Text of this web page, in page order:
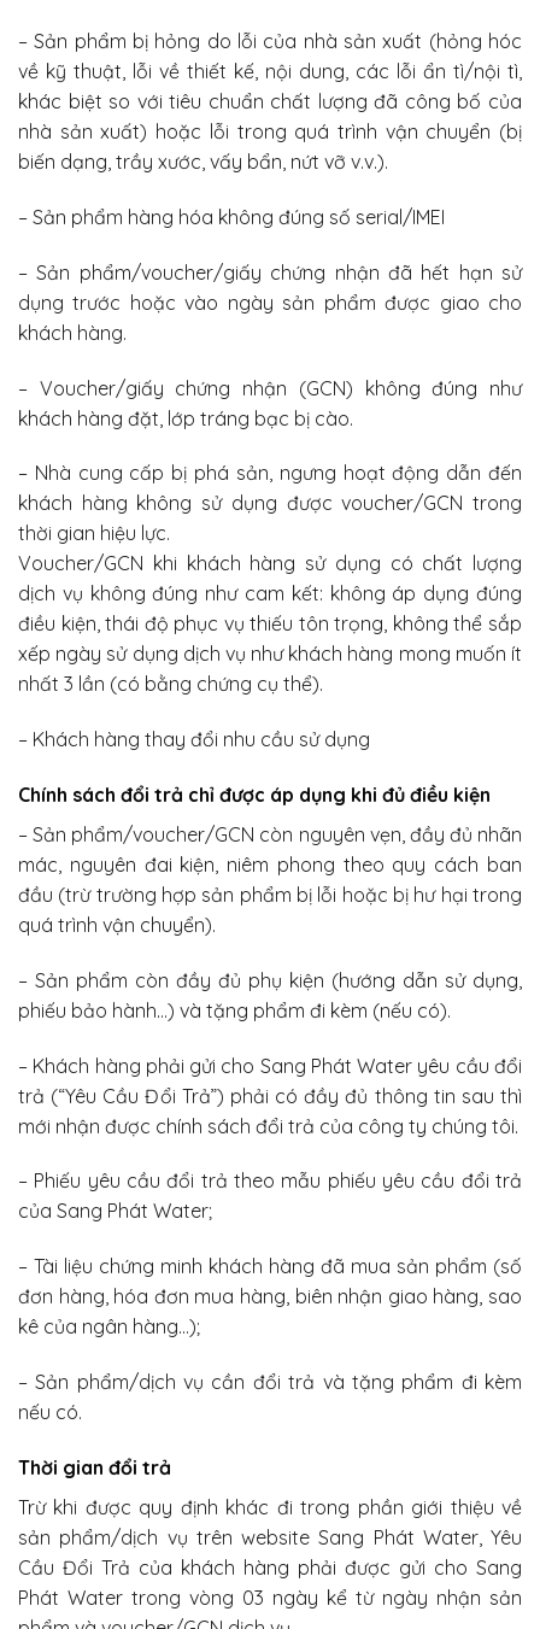
– Sản phẩm bị hỏng do lỗi của nhà sản xuất (hỏng hóc
về kỹ thuật, lỗi về thiết kế, nội dung, các lỗi ẩn tì/nội tì,
khác biệt so với tiêu chuẩn chất lượng đã công bố của
nhà sản xuất) hoặc lỗi trong quá trình vận chuyển (bị
biến dạng, trầy xước, vấy bẩn, nứt vỡ v.v.).
– Sản phẩm hàng hóa không đúng số serial/IMEI
– Sản phẩm/voucher/giấy chứng nhận đã hết hạn sử
dụng trước hoặc vào ngày sản phẩm được giao cho
khách hàng.
– Voucher/giấy chứng nhận (GCN) không đúng như
khách hàng đặt, lớp tráng bạc bị cào.
– Nhà cung cấp bị phá sản, ngưng hoạt động dẫn đến
khách hàng không sử dụng được voucher/GCN trong
thời gian hiệu lực.
Voucher/GCN khi khách hàng sử dụng có chất lượng
dịch vụ không đúng như cam kết: không áp dụng đúng
điều kiện, thái độ phục vụ thiếu tôn trọng, không thể sắp
xếp ngày sử dụng dịch vụ như khách hàng mong muốn ít
nhất 3 lần (có bằng chứng cụ thể).
– Khách hàng thay đổi nhu cầu sử dụng
Chính sách đổi trả chỉ được áp dụng khi đủ điều kiện
– Sản phẩm/voucher/GCN còn nguyên vẹn, đầy đủ nhãn
mác, nguyên đai kiện, niêm phong theo quy cách ban
đầu (trừ trường hợp sản phẩm bị lỗi hoặc bị hư hại trong
quá trình vận chuyển).
– Sản phẩm còn đầy đủ phụ kiện (hướng dẫn sử dụng,
phiếu bảo hành…) và tặng phẩm đi kèm (nếu có).
– Khách hàng phải gửi cho Sang Phát Water yêu cầu đổi
trả (“Yêu Cầu Đổi Trả”) phải có đầy đủ thông tin sau thì
mới nhận được chính sách đổi trả của công ty chúng tôi.
– Phiếu yêu cầu đổi trả theo mẫu phiếu yêu cầu đổi trả
của Sang Phát Water;
– Tài liệu chứng minh khách hàng đã mua sản phẩm (số
đơn hàng, hóa đơn mua hàng, biên nhận giao hàng, sao
kê của ngân hàng…);
– Sản phẩm/dịch vụ cần đổi trả và tặng phẩm đi kèm
nếu có.
Thời gian đổi trả
Trừ khi được quy định khác đi trong phần giới thiệu về
sản phẩm/dịch vụ trên website Sang Phát Water, Yêu
Cầu Đổi Trả của khách hàng phải được gửi cho Sang
Phát Water trong vòng 03 ngày kể từ ngày nhận sản